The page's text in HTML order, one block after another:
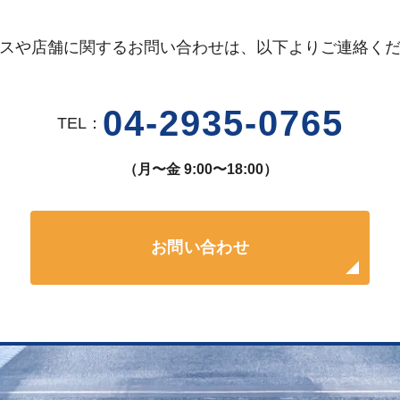
や店舗に関するお問い合わせは、 以下よりご連絡く
TEL： 04-2935-0765
（月〜金 9:00〜18:00）
お問い合わせ